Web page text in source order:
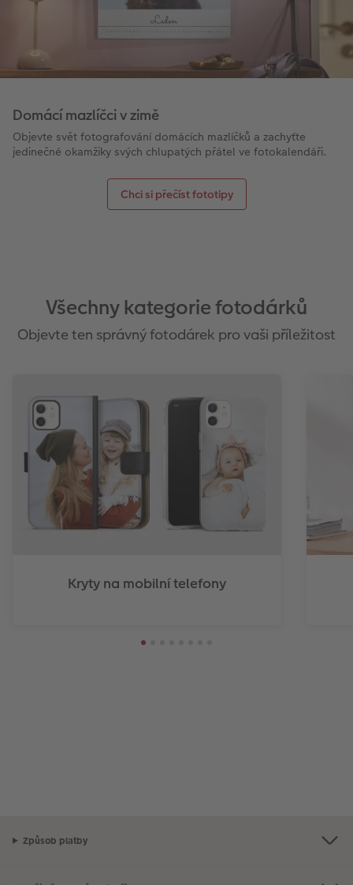
Domácí mazlíčci v zimě
Objevte svět fotografování domácích mazlíčků a zachyťte
jedinečné okamžiky svých chlupatých přátel ve fotokalendáři.
Chci si přečíst fototipy
Všechny kategorie fotodárků
Objevte ten správný fotodárek pro vaši příležitost
Kryty na mobilní telefony
Způsob platby